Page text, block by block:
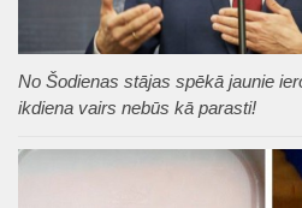
No Šodienas stājas spēkā jaunie
ikdiena vairs nebūs kā parasti!